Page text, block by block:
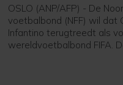
OSLO (ANP/AFP) - De
voetbalbond (NFF) wil dat
Infantino terugtreedt als
wereldvoetbalbond FIFA.